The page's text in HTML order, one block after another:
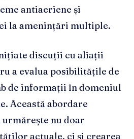
antiaeriene și
la amenințări multiple.
discuții cu aliații
a evalua posibilitățile de
de informații în domeniul
Această abordare
nu doar
actuale, ci și crearea